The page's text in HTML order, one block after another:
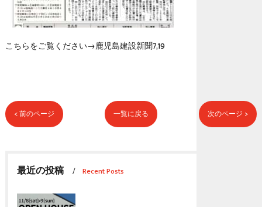
こちらをご覧ください→鹿児島建設新聞7,19
< 前のページ 一覧に戻る 次のページ >
最近の投稿 Recent Posts